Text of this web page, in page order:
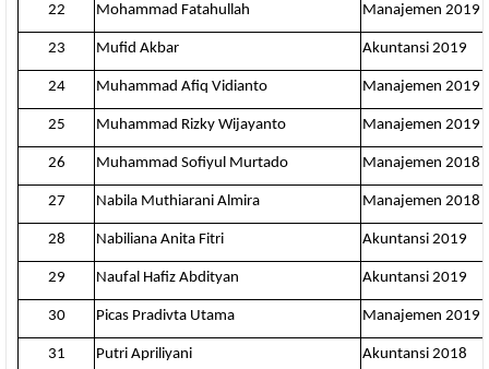
22 Mohammad Fatahullah Manajemen 2019
23 Mufid Akbar Akuntansi 2019
24 Muhammad Afiq Vidianto Manajemen 2019
25 Muhammad Rizky Wijayanto Manajemen 2019
26 Muhammad Sofiyul Murtado Manajemen 2018
27 Nabila Muthiarani Almira Manajemen 2018
28 Nabiliana Anita Fitri Akuntansi 2019
29 Naufal Hafiz Abdityan Akuntansi 2019
30 Picas Pradivta Utama Manajemen 2019
31 Putri Apriliyani Akuntansi 2018